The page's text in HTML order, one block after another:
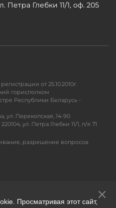
Петра Глебки 11/1, оф. 205
от 25.10.2010г.
горисполком
Республики Беларусь -
ул. Перекопская, 14-90
ул. Петра Глебки 11/1, п/я 71
разрешение вопросов
Просматривая этот сайт,